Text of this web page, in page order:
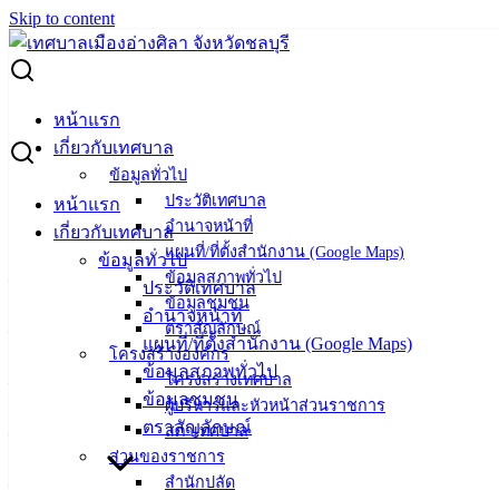
Skip to content
หน้าแรก
เกี่ยวกับเทศบาล
ข้อมูลทั่วไป
ประวัติเทศบาล
อำนาจหน้าที่
แผนที่/ที่ตั้งสำนักงาน (Google Maps)
ข้อมูลสภาพทั่วไป
ข้อมูลชุมชน
ตราสัญลักษณ์
โครงสร้างองค์กร
โครงสร้างเทศบาล
ผู้บริหารและหัวหน้าส่วนราชการ
สภาเทศบาล
ส่วนของราชการ
สำนักปลัด
หน้าแรก
เกี่ยวกับเทศบาล
ข้อมูลทั่วไป
ประวัติเทศบาล
อำนาจหน้าที่
แผนที่/ที่ตั้งสำนักงาน (Google Maps)
ข้อมูลสภาพทั่วไป
ข้อมูลชุมชน
ตราสัญลักษณ์
Search for:
การโอนเงินงบประมาณ
การโอนเงินงบประมาณ
22 พ.ค. 2569
การโอนเงินงบประมาณรายจ่าย ประจำ
ปีงบประมาณ พ.ศ.2569 ครั้งที่ 9/2569
การโอนเงินงบประมาณรายจ่าย ประจำ
ปีงบประมาณ พ.ศ.2569 ครั้งที่ 8/2569
30 เม.ย. 2569
การโอนเงินงบประมาณรายจ่าย ประจำ
ปีงบประมาณ พ.ศ.2569 ครั้งที่ 7/2569
การโอนเงินงบประมาณรายจ่าย ประจำ
ปีงบประมาณ พ.ศ.2569 ครั้งที่ 6/2569
25 ก.พ. 2569
การโอนเงินงบประมาณรายจ่าย ประจำ